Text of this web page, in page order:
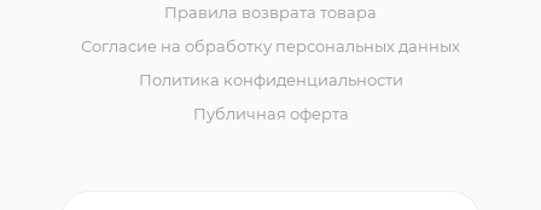
Правила возврата товара
Согласие на обработку персональных данных
Политика конфиденциальности
Публичная оферта